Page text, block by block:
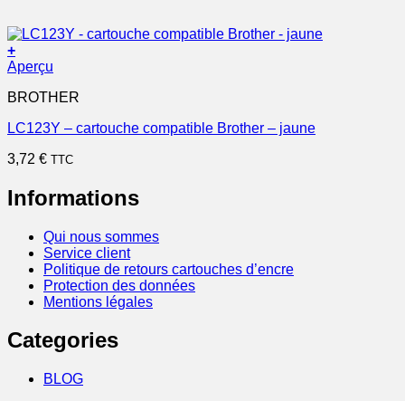
+
Aperçu
BROTHER
LC123Y – cartouche compatible Brother – jaune
3,72 € TTC
Informations
Qui nous sommes
Service client
Politique de retours cartouches d’encre
Protection des données
Mentions légales
Categories
BLOG